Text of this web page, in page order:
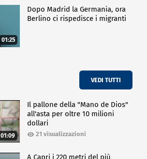
01:25
Dopo Madrid la Germania, ora
Berlino ci rispedisce i migranti
VEDI TUTTI
01:09
Il pallone della "Mano de Dios"
all'asta per oltre 10 milioni
dollari
21 visualizzazioni
A Capri i 220 metri del più